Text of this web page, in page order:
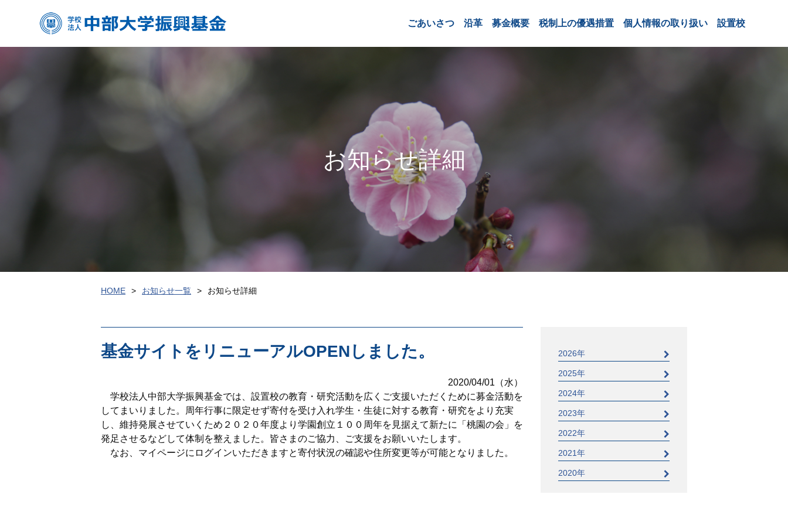
ごあいさつ 沿革 募金概要 税制上の優遇措置 個人情報の取り扱い 設置校
お知らせ詳細
HOME お知らせ一覧 お知らせ詳細
基金サイトをリニューアルOPENしました。
2020/04/01（水）
学校法人中部大学振興基金では、設置校の教育・研究活動を広くご支援いただくために募金活動を
してまいりました。周年行事に限定せず寄付を受け入れ学生・生徒に対する教育・研究をより充実
し、維持発展させていくため２０２０年度より学園創立１００周年を見据えて新たに「桃園の会」を
発足させるなどして体制を整えました。皆さまのご協力、ご支援をお願いいたします。
なお、マイページにログインいただきますと寄付状況の確認や住所変更等が可能となりました。
2026年
2025年
2024年
2023年
2022年
2021年
2020年